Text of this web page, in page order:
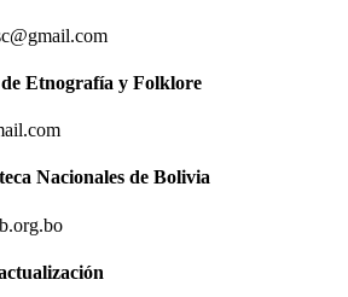
Etnografía y Folklore
Nacionales de Bolivia